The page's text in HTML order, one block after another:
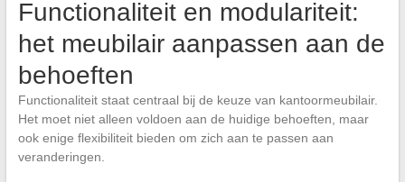
Functionaliteit en modulariteit:
het meubilair aanpassen aan de
behoeften
Functionaliteit staat centraal bij de keuze van kantoormeubilair.
Het moet niet alleen voldoen aan de huidige behoeften, maar
ook enige flexibiliteit bieden om zich aan te passen aan
veranderingen.